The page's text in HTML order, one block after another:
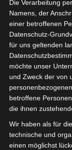
Die Verarbeitung
Namens, der
einer betroffenen
Datenschutz-
für uns geltenden
möchte unser
und Zweck der von
betroffene
die ihnen
Wir haben als für
technische und
einen möglichst